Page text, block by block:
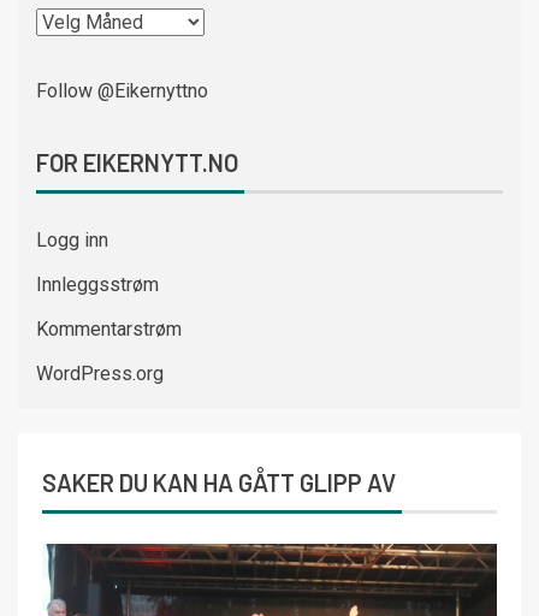
Follow @Eikernyttno
FOR EIKERNYTT.NO
Logg inn
Innleggsstrøm
Kommentarstrøm
WordPress.org
SAKER DU KAN HA GÅTT GLIPP AV